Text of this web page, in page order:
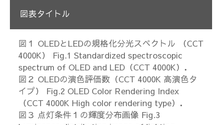
図表タイトル
図１ OLEDとLEDの規格化分光スペクトル （CCT
4000K） Fig.1 Standardized spectroscopic
spectrum of OLED and LED（CCT 4000K）．
図２ OLEDの演色評価数（CCT 4000K 高演色タ
イプ） Fig.2 OLED Color Rendering Index
（CCT 4000K High color rendering type）．
図３ 点灯条件１の輝度分布画像 Fig.3